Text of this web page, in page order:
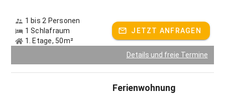
1 bis 2 Personen
1 Schlafraum
1. Etage, 50m²
JETZT ANFRAGEN
Details und freie Termine
Ferienwohnung